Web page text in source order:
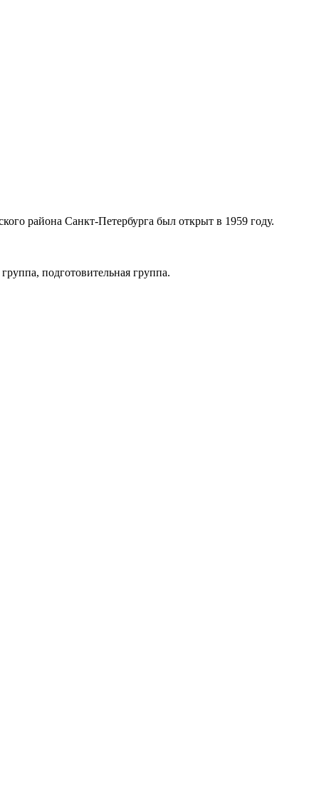
района Санкт-Петербурга был открыт в 1959 году.
подготовительная группа.